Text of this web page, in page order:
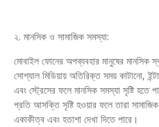
২. মানসিক ও সামাজিক সমস্যা:
মোবাইল ফোনের অপব্যবহার মানুষের মানসিক
সোশ্যাল মিডিয়ায় অতিরিক্ত সময় কাটানো,
এবং স্ট্রেসের ফলে মানসিক সমস্যা সৃষ্টি হতে
প্রতি আসক্তি সৃষ্টি হওয়ার ফলে তারা
একাকীত্ব এবং হতাশা দেখা দিতে পারে।